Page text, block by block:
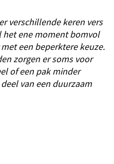
verschillende keren vers
het ene moment bomvol
een beperktere keuze.
zorgen er soms voor
of een pak minder
van een duurzaam